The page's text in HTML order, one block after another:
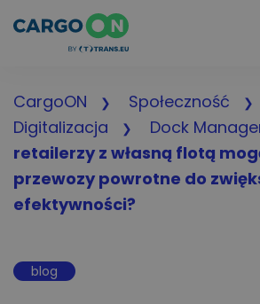
CargoON Społeczność
Digitalizacja
Dock
retailerzy z własną flotą
przewozy powrotne do
efektywności?
blog